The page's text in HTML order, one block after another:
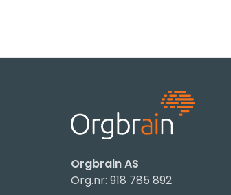
Orgbrain AS
Org.nr: 918 785 892